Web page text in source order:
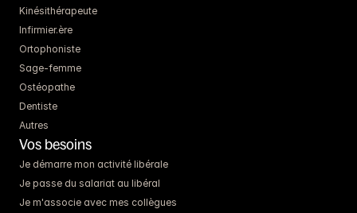
Kinésithérapeute
Infirmier.ère
Ortophoniste
Sage-femme
Ostéopathe
Dentiste
Autres
Vos besoins
Je démarre mon activité libérale
Je passe du salariat au libéral
Je m'associe avec mes collègues